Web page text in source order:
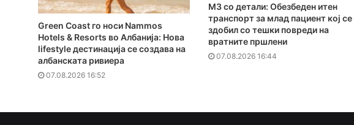
Green Coast го носи Nammos
Hotels & Resorts во Албанија: Нова
lifestyle дестинација се создава на
албанската ривиера
07.08.2026 16:52
MЗ со детали: Обезбеден итен
транспорт за млад пациент кој се
здобил со тешки повреди на
вратните пршлени
07.08.2026 16:44